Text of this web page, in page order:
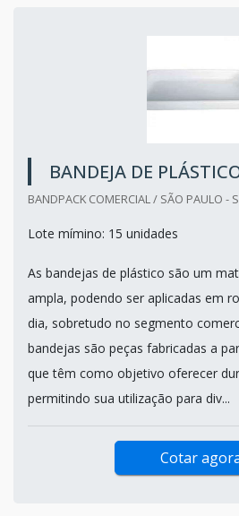
BANDEJA DE
BANDPACK COMERCIAL / SÃO PAULO -
Lote mímino: 15 unidades
As bandejas de plástico são um
ampla, podendo ser aplicadas em
dia, sobretudo no segmento
bandejas são peças fabricadas a
que têm como objetivo oferecer
permitindo sua utilização para div...
Cotar